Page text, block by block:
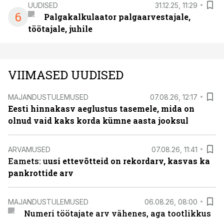
6
UUDISED 31.12.25, 11:29
Palgakalkulaator palgaarvestajale,
töötajale, juhile
VIIMASED UUDISED
MAJANDUSTULEMUSED 07.08.26, 12:17
Eesti hinnakasv aeglustus tasemele, mida on
olnud vaid kaks korda kümne aasta jooksul
ARVAMUSED 07.08.26, 11:41
Eamets: uusi ettevõtteid on rekordarv, kasvas ka
pankrottide arv
MAJANDUSTULEMUSED 06.08.26, 08:00
Numeri töötajate arv vähenes, aga tootlikkus